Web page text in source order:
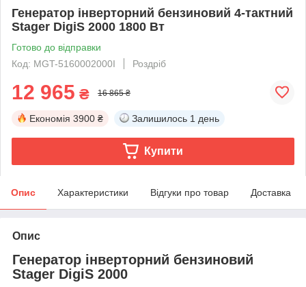
Генератор інверторний бензиновий 4-тактний
Stager DigiS 2000 1800 Вт
Готово до відправки
Код: MGT-5160002000I
Роздріб
12 965 ₴ 16 865 ₴
Економія 3900 ₴ Залишилось 1 день
Купити
Опис Характеристики Відгуки про товар Доставка
Опис
Генератор інверторний бензиновий
Stager DigiS 2000